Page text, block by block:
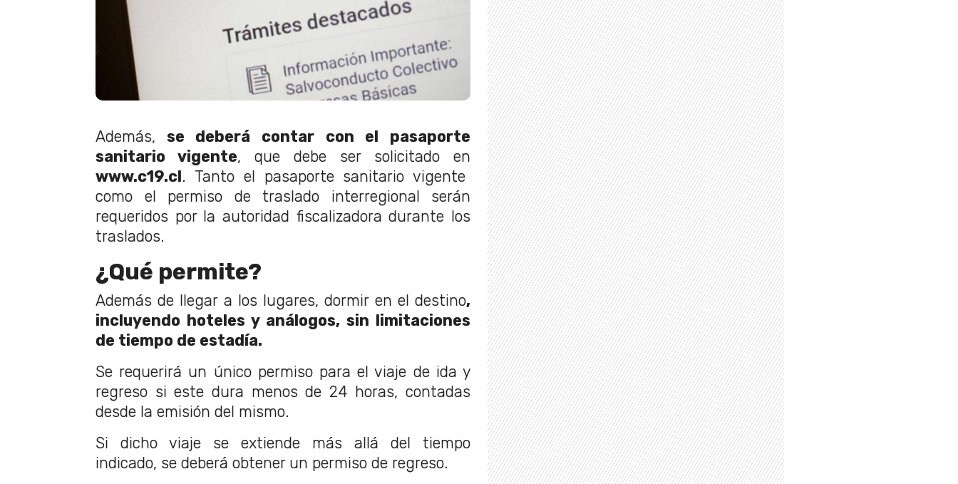
Además, se deberá contar con el pasaporte
sanitario vigente, que debe ser solicitado en
www.c19.cl . Tanto el pasaporte sanitario vigente
como el permiso de traslado interregional serán
requeridos por la autoridad fiscalizadora durante los
traslados.
¿Qué permite?
Además de llegar a los lugares, dormir en el destino,
incluyendo hoteles y análogos, sin limitaciones
de tiempo de estadía.
Se requerirá un único permiso para el viaje de ida y
regreso si este dura menos de 24 horas, contadas
desde la emisión del mismo.
Si dicho viaje se extiende más allá del tiempo
indicado, se deberá obtener un permiso de regreso.